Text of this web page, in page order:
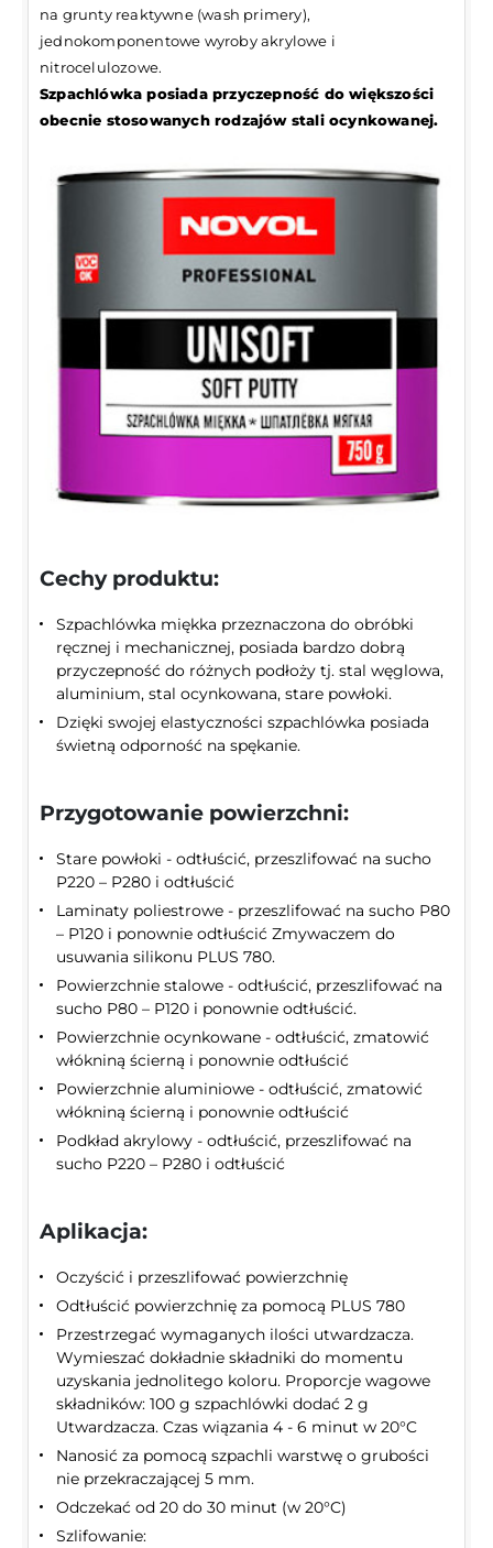
na grunty reaktywne (wash primery),
jednokomponentowe wyroby akrylowe i
nitrocelulozowe.
Szpachlówka posiada przyczepność do większości
obecnie stosowanych rodzajów stali ocynkowanej.
Cechy produktu:
Szpachlówka miękka przeznaczona do obróbki
ręcznej i mechanicznej, posiada bardzo dobrą
przyczepność do różnych podłoży tj. stal węglowa,
aluminium, stal ocynkowana, stare powłoki.
Dzięki swojej elastyczności szpachlówka posiada
świetną odporność na spękanie.
Przygotowanie powierzchni:
Stare powłoki - odtłuścić, przeszlifować na sucho
P220 – P280 i odtłuścić
Laminaty poliestrowe - przeszlifować na sucho P80
– P120 i ponownie odtłuścić Zmywaczem do
usuwania silikonu PLUS 780.
Powierzchnie stalowe - odtłuścić, przeszlifować na
sucho P80 – P120 i ponownie odtłuścić.
Powierzchnie ocynkowane - odtłuścić, zmatowić
włókniną ścierną i ponownie odtłuścić
Powierzchnie aluminiowe - odtłuścić, zmatowić
włókniną ścierną i ponownie odtłuścić
Podkład akrylowy - odtłuścić, przeszlifować na
sucho P220 – P280 i odtłuścić
Aplikacja:
Oczyścić i przeszlifować powierzchnię
Odtłuścić powierzchnię za pomocą PLUS 780
Przestrzegać wymaganych ilości utwardzacza.
Wymieszać dokładnie składniki do momentu
uzyskania jednolitego koloru. Proporcje wagowe
składników: 100 g szpachlówki dodać 2 g
Utwardzacza. Czas wiązania 4 - 6 minut w 20°C
Nanosić za pomocą szpachli warstwę o grubości
nie przekraczającej 5 mm.
Odczekać od 20 do 30 minut (w 20°C)
Szlifowanie: